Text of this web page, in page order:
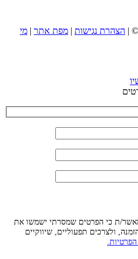
© הצהרת נגישות מפת אתר
מי
ת כי הפרטים שמסרתי ישמשו את
ולצרכים תפעוליים, שיווקיים
הפרטיות.